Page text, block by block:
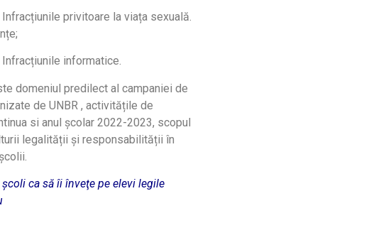
privitoare la viața sexuală.
informatice.
domeniul predilect al campaniei de
de UNBR , activitățile de
si anul școlar 2022-2023, scopul
legalității și responsabilității în
ca să îi înveţe pe elevi legile